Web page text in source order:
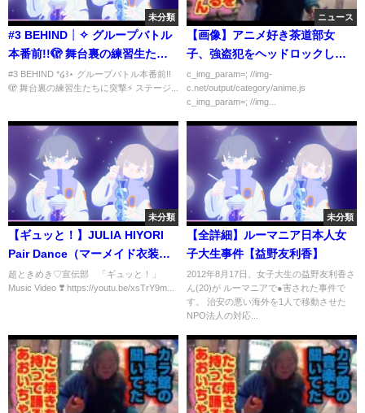
未分類
#3 BEHIND┊✧ グループバトル
本番前!!🫣 舞台裏の練習生たち
に突撃⚡️ ✧┊[PRODUCE 101
JAPAN THE GIRLS]
#3 BEHIND *໒꒱⋆ グループバトル本番前!!
🫣 舞台裏の練習生たちに突撃⚡️ ステージ...
ニュース
【画像】アニメ好き茶道部女
子、強盗犯をヘッドロックして
感謝状をもらうｗｗｗｗｗ
c_img_param=; //img-
c.net/output/category/anime.js
c_img_param=; //img...
未分類
【ギュッと！】JULIA HIYORI
Pair Dance（マーメイド衣装）#
ギュッと #とき宣ギュッと #超と
きめき宣伝部 #TOKISEN
超ときめき♡宣伝部 「ギュッと！」
Music Video ❣️ https://youtu.be/xsTrY9m...
未分類
【全詳細】ルーマニア日本人女
子大生事件【益野友利香】
2012年8月17日、女子大生の益野友利香さ
ん(20)が ルーマニアで●害された事件で
す。 治安の悪い海外を1人で移動させた
NPO法人の対応...